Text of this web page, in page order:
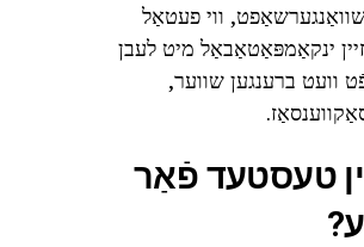
ווי פעטאַל
ינקאַמפּאַטאַבאַל מיט לעבן
וועט ברענגען שווער,
טעסטעד פֿאַר